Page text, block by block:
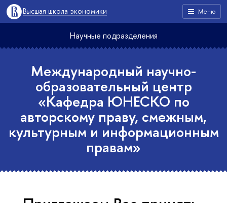
Меню
Высшая школа экономики
Научные подразделения
Международный научно-
образовательный центр
«Кафедра ЮНЕСКО по
авторскому праву, смежным,
культурным и информационным
правам»